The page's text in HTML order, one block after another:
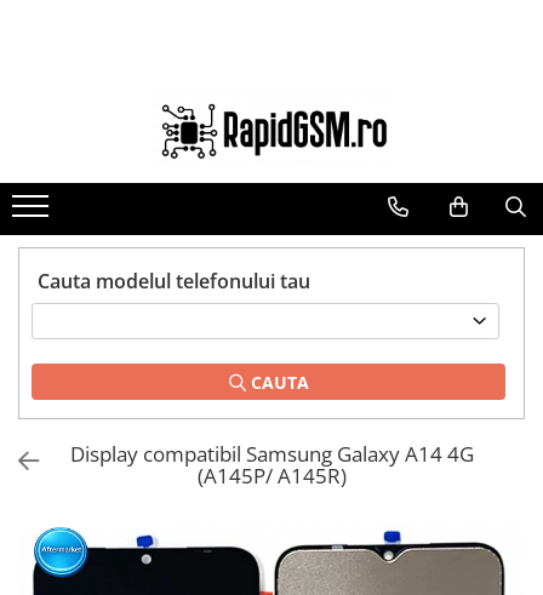
seria J
seria M
seria N(note)
seria S
Ecrane iPhone
Ecrane Huawei / Honor
Ecrane Xiaomi / Redmi
Ecrane Nokia
Ecrane Oppo / Realme
Cauta modelul telefonului tau
CAUTA
Display compatibil Samsung Galaxy A14 4G
(A145P/ A145R)